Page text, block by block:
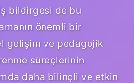
bildirgesi de bu
önemli bir
gelişim ve pedagojik
süreçlerinin
daha bilinçli ve etkin